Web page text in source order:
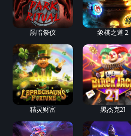
黑暗祭仪 象棋之道 2
精灵财富 黑杰克21